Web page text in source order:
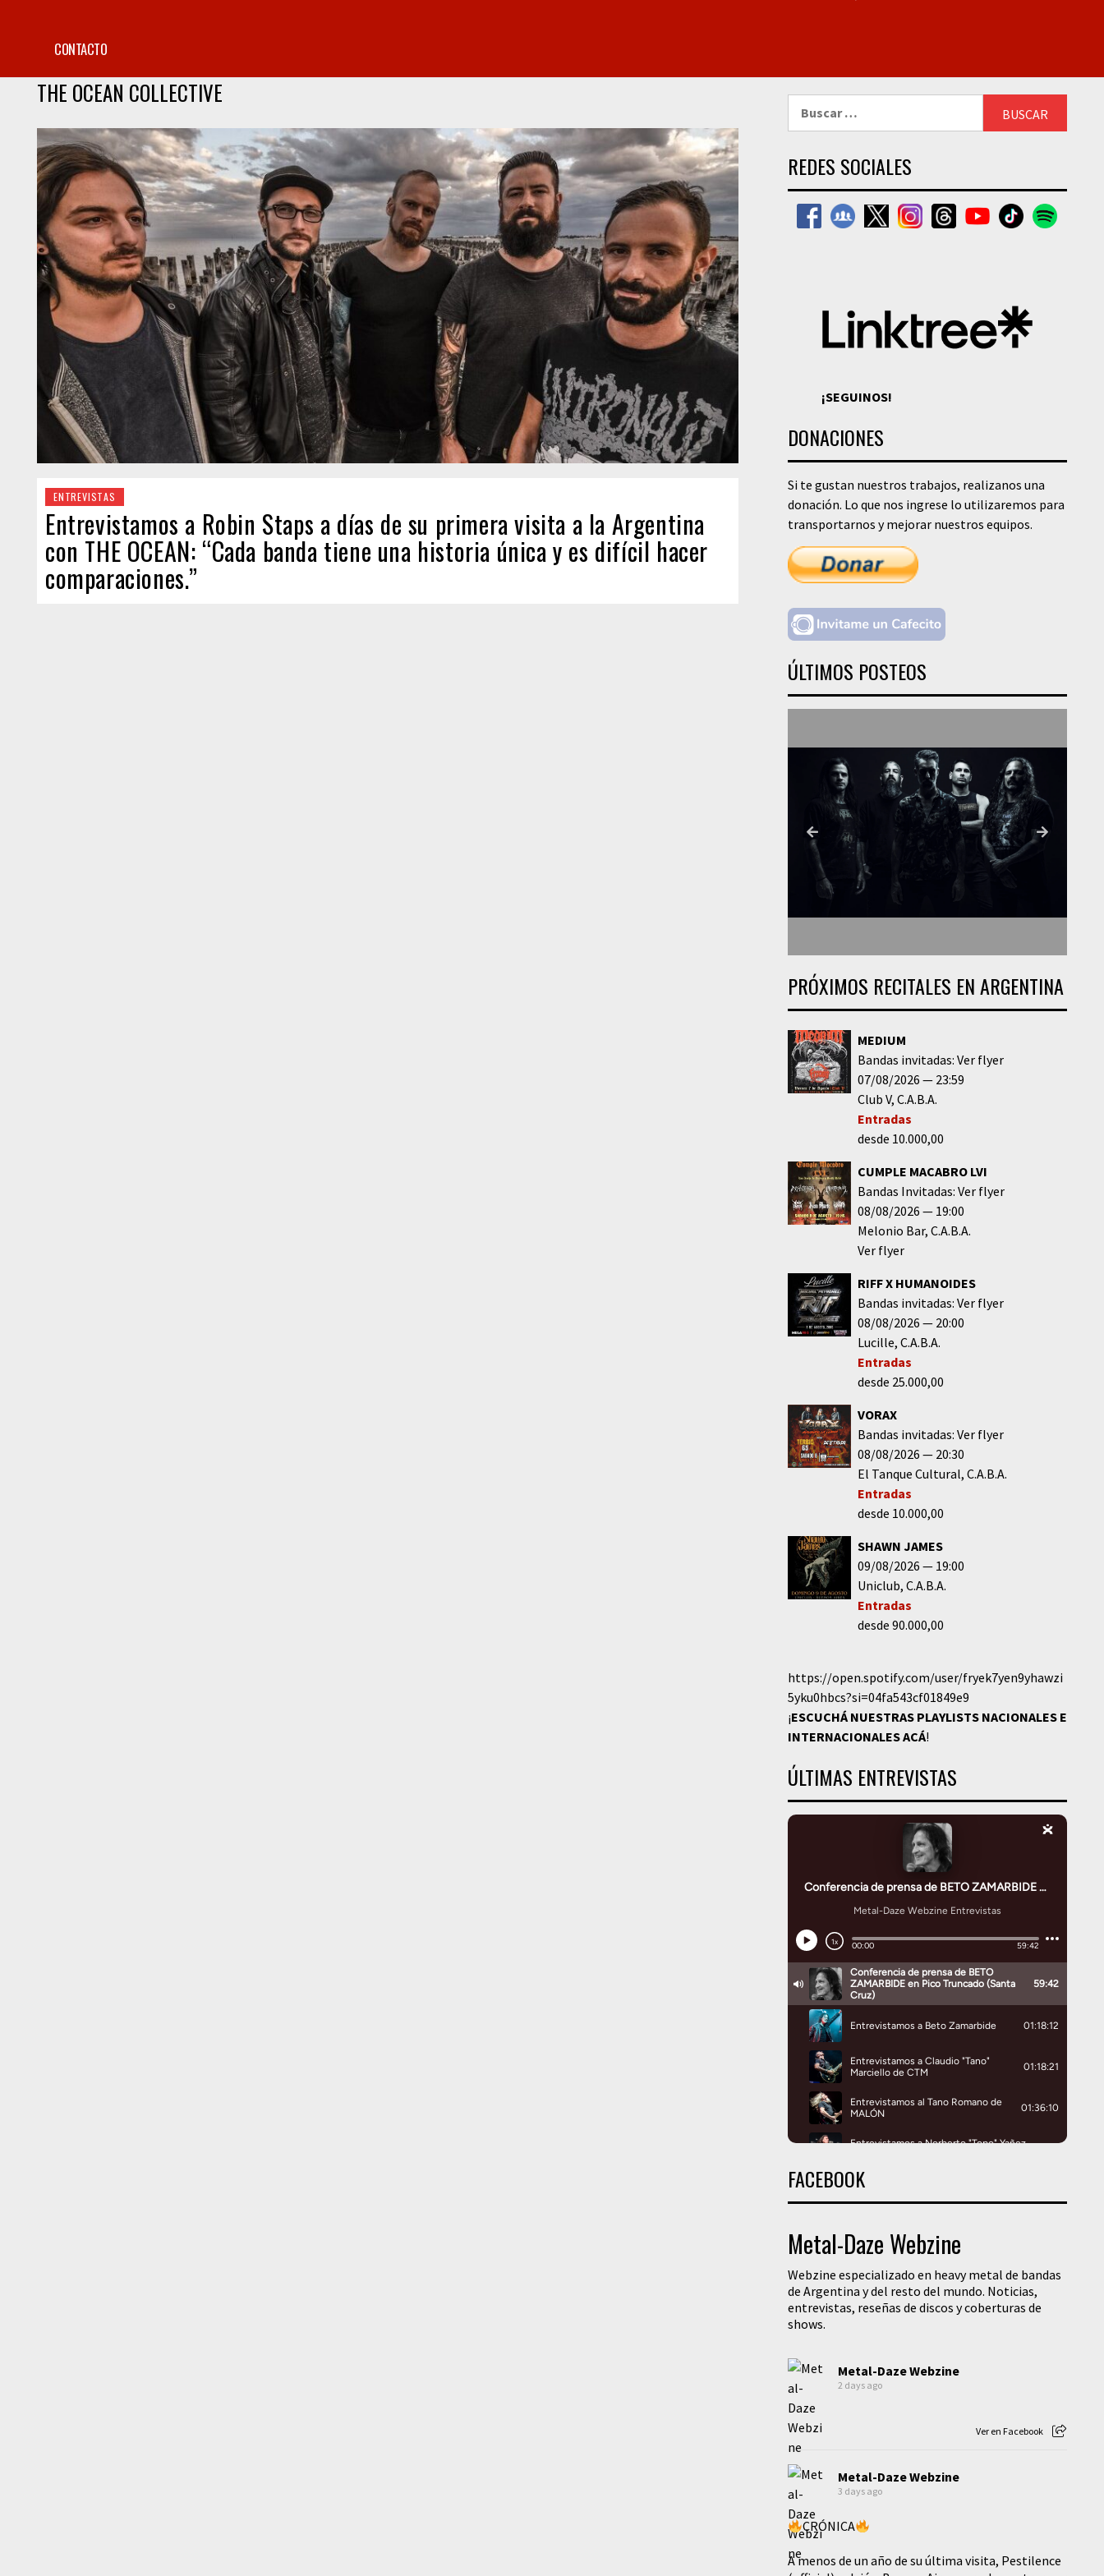
CONTACTO
THE OCEAN COLLECTIVE
ENTREVISTAS
Entrevistamos a Robin Staps a días de su primera visita a la Argentina
con THE OCEAN: “Cada banda tiene una historia única y es difícil hacer
comparaciones.”
REDES SOCIALES
¡SEGUINOS!
DONACIONES
Si te gustan nuestros trabajos, realizanos una
donación. Lo que nos ingrese lo utilizaremos para
transportarnos y mejorar nuestros equipos.
ÚLTIMOS POSTEOS
PRÓXIMOS RECITALES EN ARGENTINA
MEDIUM
Bandas invitadas: Ver flyer
07/08/2026
23:59
Club V C.A.B.A.
Entradas
desde 10.000,00
CUMPLE MACABRO LVI
Bandas Invitadas: Ver flyer
08/08/2026
19:00
Melonio Bar C.A.B.A.
Ver flyer
RIFF X HUMANOIDES
Bandas invitadas: Ver flyer
08/08/2026
20:00
Lucille C.A.B.A.
Entradas
desde 25.000,00
VORAX
Bandas invitadas: Ver flyer
08/08/2026
20:30
El Tanque Cultural C.A.B.A.
Entradas
desde 10.000,00
SHAWN JAMES
09/08/2026
19:00
Uniclub C.A.B.A.
Entradas
desde 90.000,00
https://open.spotify.com/user/fryek7yen9yhawzi
5yku0hbcs?si=04fa543cf01849e9
¡ESCUCHÁ NUESTRAS PLAYLISTS NACIONALES E
INTERNACIONALESACÁ!
ÚLTIMAS ENTREVISTAS
FACEBOOK
Metal-Daze Webzine
Webzine especializado en heavy metal de bandas
de Argentina y del resto del mundo. Noticias,
entrevistas, reseñas de discos y coberturas de
shows.
Metal-Daze Webzine
2 days ago
Ver en Facebook
Metal-Daze Webzine
3 days ago
CRÓNICA
A menos de un año de su última visita, Pestilence